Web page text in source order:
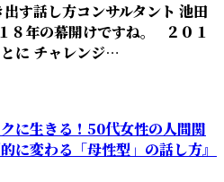
す話し方コンサルタント 池田
８年の幕開けですね。 ２０１
に チャレンジ…
に生きる！50代女性の人間関
に変わる「母性型」の話し方』